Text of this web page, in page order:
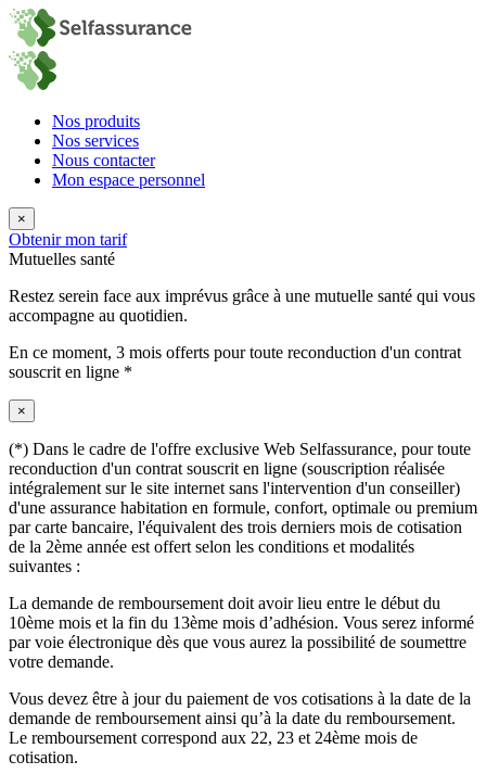
Nos produits
Nos services
Nous contacter
Mon espace personnel
×
Obtenir mon tarif
Mutuelles santé
Restez serein face aux imprévus grâce à une mutuelle santé qui vous
accompagne au quotidien.
En ce moment, 3 mois offerts pour toute reconduction d'un contrat
souscrit en ligne *
×
(*) Dans le cadre de l'offre exclusive Web Selfassurance, pour toute
reconduction d'un contrat souscrit en ligne (souscription réalisée
intégralement sur le site internet sans l'intervention d'un conseiller)
d'une assurance habitation en formule, confort, optimale ou premium
par carte bancaire, l'équivalent des trois derniers mois de cotisation
de la 2ème année est offert selon les conditions et modalités
suivantes :
La demande de remboursement doit avoir lieu entre le début du
10ème mois et la fin du 13ème mois d’adhésion. Vous serez informé
par voie électronique dès que vous aurez la possibilité de soumettre
votre demande.
Vous devez être à jour du paiement de vos cotisations à la date de la
demande de remboursement ainsi qu’à la date du remboursement.
Le remboursement correspond aux 22, 23 et 24ème mois de
cotisation.